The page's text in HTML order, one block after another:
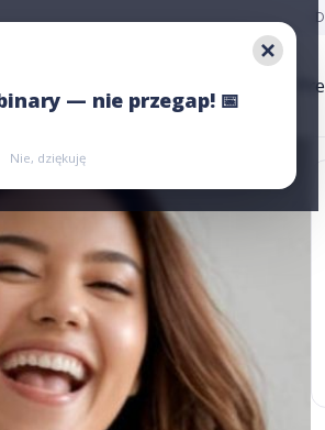
— nie przegap! 📅
Zarejestruj się
Zarejestruj się
Nie, dziękuję